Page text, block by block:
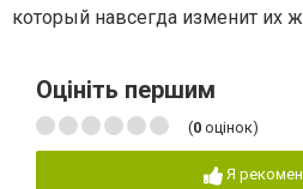
который навсегда изменит их
Оцініть першим
(0 оцінок)
Я